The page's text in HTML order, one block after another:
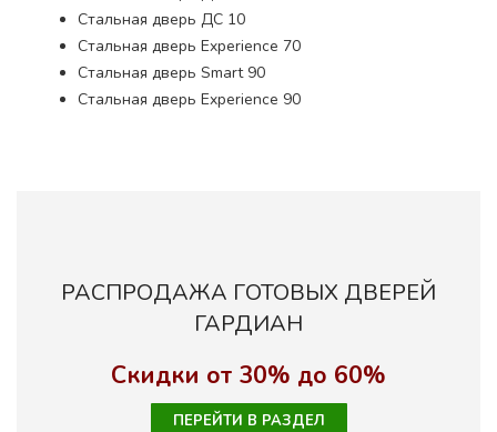
Стальная дверь ДС 10
Стальная дверь Experience 70
Стальная дверь Smart 90
Стальная дверь Experience 90
РАСПРОДАЖА ГОТОВЫХ ДВЕРЕЙ
ГАРДИАН
Скидки от 30% до 60%
ПЕРЕЙТИ В РАЗДЕЛ